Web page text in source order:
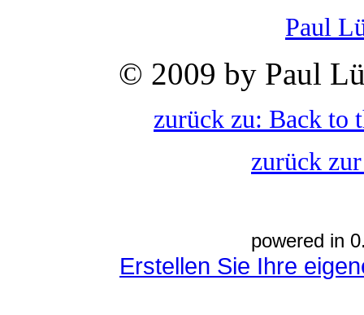
Paul
© 2009 by Paul
zurück zu: Back to
zurück
powered in
Erstellen Sie Ihre